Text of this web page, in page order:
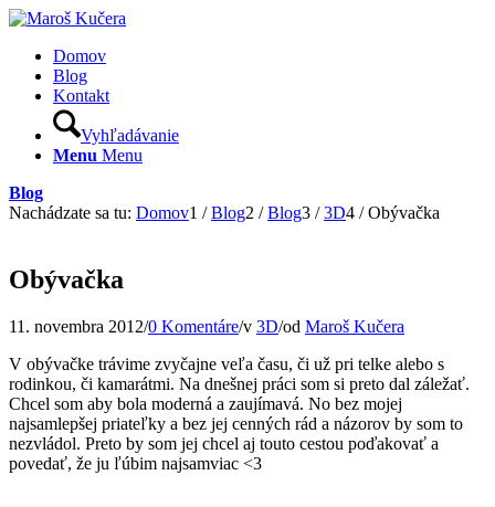
Domov
Blog
Kontakt
Vyhľadávanie
Menu Menu
Blog
Nachádzate sa tu: Domov1 / Blog2 / Blog3 / 3D4 / Obývačka
Obývačka
11. novembra 2012/0 Komentáre/v 3D/od Maroš Kučera
V obývačke trávime zvyčajne veľa času, či už pri telke alebo s
rodinkou, či kamarátmi. Na dnešnej práci som si preto dal záležať.
Chcel som aby bola moderná a zaujímavá. No bez mojej
najsamlepšej priateľky a bez jej cenných rád a názorov by som to
nezvládol. Preto by som jej chcel aj touto cestou poďakovať a
povedať, že ju ľúbim najsamviac <3